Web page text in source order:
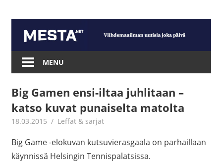
content
Mesta.net
MENU
Big Gamen ensi-iltaa juhlitaan –
katso kuvat punaiselta matolta
18.03.2015 mestanet
Leffat & sarjat
Big Game -elokuvan kutsuvierasgaala on parhaillaan
käynnissä Helsingin Tennispalatsissa.